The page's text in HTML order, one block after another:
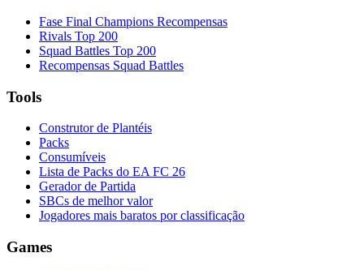
Fase Final Champions Recompensas
Rivals Top 200
Squad Battles Top 200
Recompensas Squad Battles
Tools
Construtor de Plantéis
Packs
Consumíveis
Lista de Packs do EA FC 26
Gerador de Partida
SBCs de melhor valor
Jogadores mais baratos por classificação
Games